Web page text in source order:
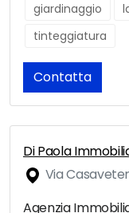
giardinaggio
tinteggiatura
Contatta
Di Paola
Via
Agenzia